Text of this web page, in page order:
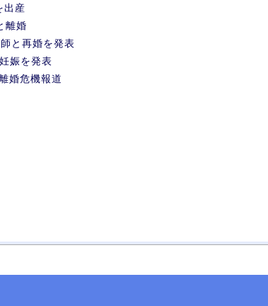
出産
離婚
と再婚を発表
娠を発表
婚危機報道